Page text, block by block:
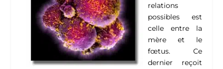
relations
possibles est
celle entre la
mère et le
fœtus. Ce
dernier reçoit